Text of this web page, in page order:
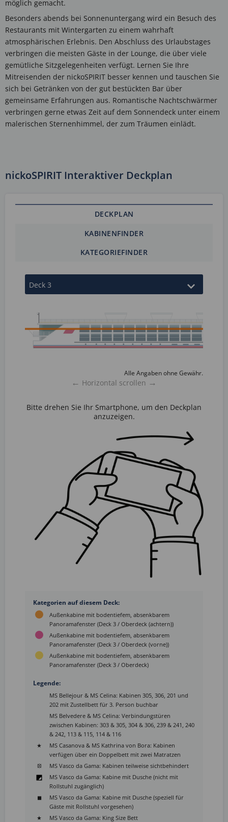
möglich gemacht.
Besonders abends bei Sonnenuntergang wird ein Besuch des
Restaurants mit Wintergarten zu einem wahrhaft
atmosphärischen Erlebnis. Den Abschluss des Urlaubstages
verbringen die meisten Gäste in der Lounge, die über viele
gemütliche Sitzgelegenheiten verfügt. Lernen Sie Ihre
Mitreisenden der nickoSPIRIT besser kennen und tauschen Sie
sich bei Getränken von der gut bestückten Bar über
gemeinsame Erfahrungen aus. Romantische Nachtschwärmer
verbringen gerne etwas Zeit auf dem Sonnendeck unter einem
malerischen Sternenhimmel, der zum Träumen einlädt.
nickoSPIRIT Interaktiver Deckplan
DECKPLAN
KABINENFINDER
KATEGORIEFINDER
Alle Angaben ohne Gewähr.
← Horizontal scrollen →
Kategorien auf diesem Deck:
Außenkabine mit bodentiefem, absenkbarem
Panoramafenster (Deck 3 / Oberdeck (achtern))
Außenkabine mit bodentiefem, absenkbarem
Panoramafenster (Deck 3 / Oberdeck (vorne))
Außenkabine mit bodentiefem, absenkbarem
Panoramafenster (Deck 3 / Oberdeck)
Legende:
MS Bellejour & MS Celina: Kabinen 305, 306, 201 und
202 mit Zustellbett für 3. Person buchbar
MS Belvedere & MS Celina: Verbindungstüren
zwischen Kabinen: 303 & 305, 304 & 306, 239 & 241, 240
& 242, 113 & 115, 114 & 116
★
MS Casanova & MS Kathrina von Bora: Kabinen
verfügen über ein Doppelbett mit zwei Matratzen
⦻
MS Vasco da Gama: Kabinen teilweise sichtbehindert
MS Vasco da Gama: Kabine mit Dusche (nicht mit
Rollstuhl zugänglich)
◼
MS Vasco da Gama: Kabine mit Dusche (speziell für
Gäste mit Rollstuhl vorgesehen)
★
MS Vasco da Gama: King Size Bett
Bitte drehen Sie Ihr Smartphone, um den Deckplan
anzuzeigen.